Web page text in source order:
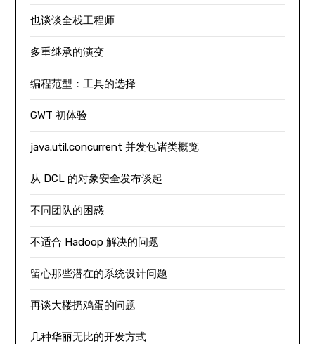
也谈谈全栈工程师
多重继承的演变
编程范型：工具的选择
GWT 初体验
java.util.concurrent 并发包诸类概览
从 DCL 的对象安全发布谈起
不同团队的困惑
不适合 Hadoop 解决的问题
留心那些潜在的系统设计问题
再谈大楼扔鸡蛋的问题
几种华丽无比的开发方式